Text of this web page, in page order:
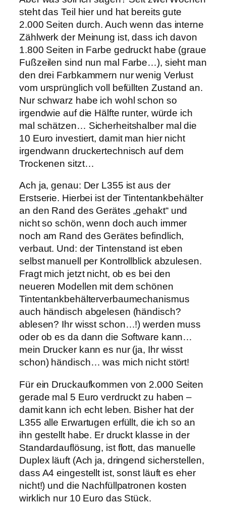
steht das Teil hier und hat bereits gute
2.000 Seiten durch. Auch wenn das interne
Zählwerk der Meinung ist, dass ich davon
1.800 Seiten in Farbe gedruckt habe (graue
Fußzeilen sind nun mal Farbe…), sieht man
den drei Farbkammern nur wenig Verlust
vom ursprünglich voll befüllten Zustand an.
Nur schwarz habe ich wohl schon so
irgendwie auf die Hälfte runter, würde ich
mal schätzen… Sicherheitshalber mal die
10 Euro investiert, damit man hier nicht
irgendwann druckertechnisch auf dem
Trockenen sitzt…
Ach ja, genau: Der L355 ist aus der
Erstserie. Hierbei ist der Tintentankbehälter
an den Rand des Gerätes „gehakt“ und
nicht so schön, wenn doch auch immer
noch am Rand des Gerätes befindlich,
verbaut. Und: der Tintenstand ist eben
selbst manuell per Kontrollblick abzulesen.
Fragt mich jetzt nicht, ob es bei den
neueren Modellen mit dem schönen
Tintentankbehälterverbaumechanismus
auch händisch abgelesen (händisch?
ablesen? Ihr wisst schon…!) werden muss
oder ob es da dann die Software kann…
mein Drucker kann es nur (ja, Ihr wisst
schon) händisch… was mich nicht stört!
Für ein Druckaufkommen von 2.000 Seiten
gerade mal 5 Euro verdruckt zu haben –
damit kann ich echt leben. Bisher hat der
L355 alle Erwartugen erfüllt, die ich so an
ihn gestellt habe. Er druckt klasse in der
Standardauflösung, ist flott, das manuelle
Duplex läuft (Ach ja, dringend sicherstellen,
dass A4 eingestellt ist, sonst läuft es eher
nicht!) und die Nachfüllpatronen kosten
wirklich nur 10 Euro das Stück.